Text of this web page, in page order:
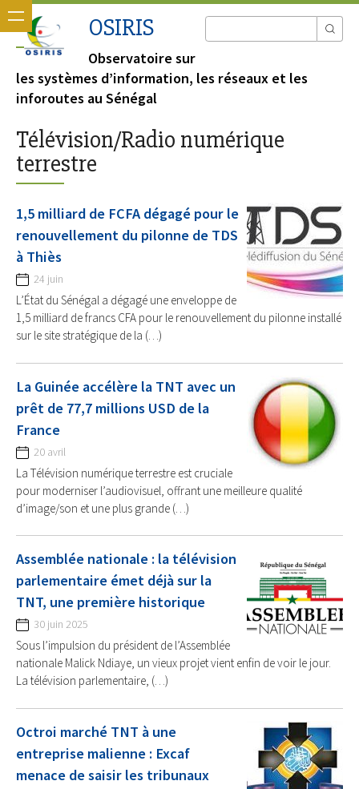
OSIRIS
Observatoire sur
les systèmes d’information, les réseaux et les
inforoutes au Sénégal
Télévision/Radio numérique
terrestre
1,5 milliard de FCFA dégagé pour le
renouvellement du pilonne de TDS
à Thiès
24 juin
L’État du Sénégal a dégagé une enveloppe de
1,5 milliard de francs CFA pour le renouvellement du pilonne installé
sur le site stratégique de la (…)
La Guinée accélère la TNT avec un
prêt de 77,7 millions USD de la
France
20 avril
La Télévision numérique terrestre est cruciale
pour moderniser l’audiovisuel, offrant une meilleure qualité
d’image/son et une plus grande (…)
Assemblée nationale : la télévision
parlementaire émet déjà sur la
TNT, une première historique
30 juin 2025
Sous l’impulsion du président de l’Assemblée
nationale Malick Ndiaye, un vieux projet vient enfin de voir le jour.
La télévision parlementaire, (…)
Octroi marché TNT à une
entreprise malienne : Excaf
menace de saisir les tribunaux